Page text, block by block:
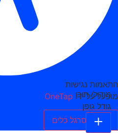
התאמות נגישות
מופעל על ידי OneTap
הסתר סרגל כלים
מודולי תוכן
גודל גופן